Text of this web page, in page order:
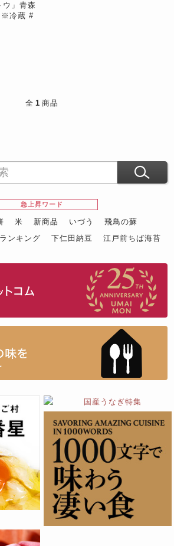
」青森
※冷蔵 #
全 1 商品
急上昇ワード
米 新商品 いづう
飛鳥の蘇
ンキング 下仁田納豆
江戸前ちば海苔